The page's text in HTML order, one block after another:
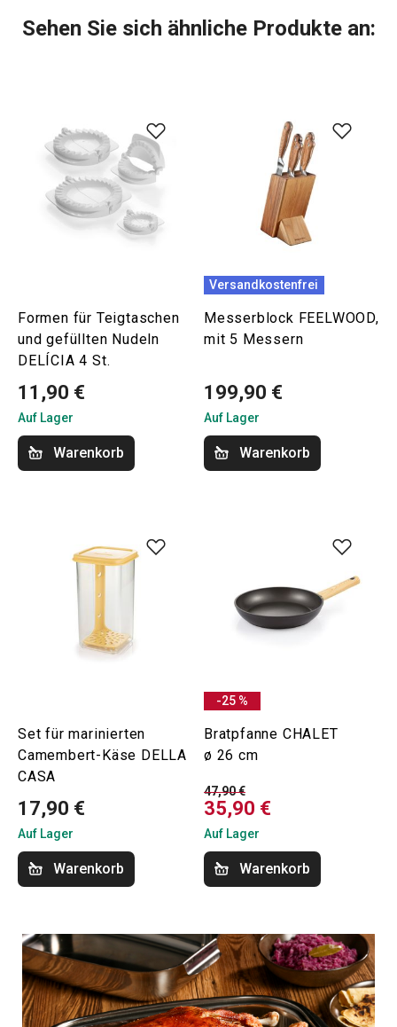
Sehen Sie sich ähnliche Produkte an:
Formen für Teigtaschen
und gefüllten Nudeln
DELÍCIA 4 St.
11,90 €
Auf Lager
Warenkorb
Versandkostenfrei
Messerblock FEELWOOD,
mit 5 Messern
199,90 €
Auf Lager
Warenkorb
Set für marinierten
Camembert-Käse DELLA
CASA
17,90 €
Auf Lager
Warenkorb
-25 %
Bratpfanne CHALET
ø 26 cm
47,90 €
35,90 €
Auf Lager
Warenkorb